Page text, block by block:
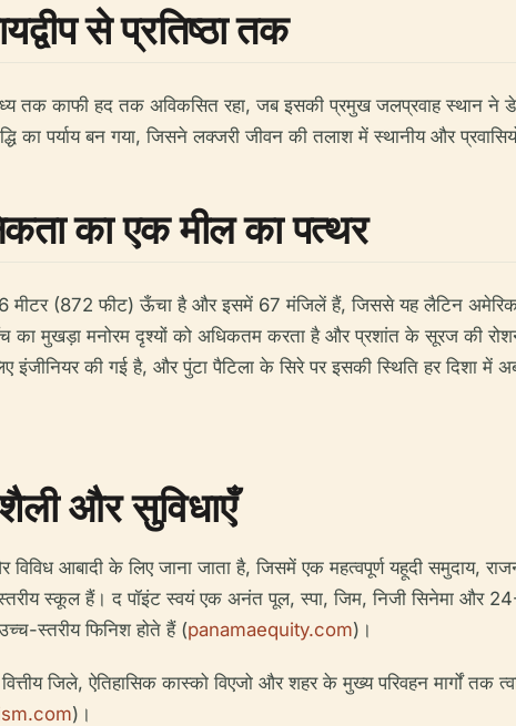
से प्रतिष्ठा तक
तक काफी हद तक अविकसित रहा, जब इसकी प्रमुख जलप्रवाह स्थान ने
का पर्याय बन गया, जिसने लक्जरी जीवन की तलाश में स्थानीय और
का एक मील का पत्थर
मीटर (872 फीट) ऊँचा है और इसमें 67 मंजिलें हैं, जिससे यह लैटिन
का मुखड़ा मनोरम दृश्यों को अधिकतम करता है और प्रशांत के सूरज की
इंजीनियर की गई है, और पुंटा पैटिला के सिरे पर इसकी स्थिति हर दिशा में
और सुविधाएँ
विविध आबादी के लिए जाना जाता है, जिसमें एक महत्वपूर्ण यहूदी समुदाय,
स्तरीय स्कूल हैं। द पॉइंट स्वयं एक अनंत पूल, स्पा, जिम, निजी सिनेमा और
स्तरीय फिनिश होते हैं (panamaequity.com)।
जिले, ऐतिहासिक कास्को विएजो और शहर के मुख्य परिवहन मार्गों
)।